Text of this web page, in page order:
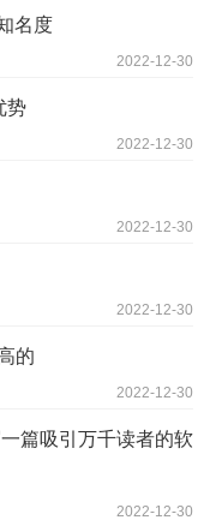
名度
2022-12-30
势
2022-12-30
2022-12-30
2022-12-30
的
2022-12-30
篇吸引万千读者的软
2022-12-30